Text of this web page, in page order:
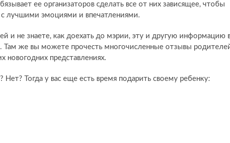
ее организаторов сделать все от них зависящее, чтобы
лучшими эмоциями и впечатлениями.
и не знаете, как доехать до мэрии, эту и другую информацию
Там же вы можете прочесть многочисленные отзывы
представлениях.
Тогда у вас еще есть время подарить своему ребенку: